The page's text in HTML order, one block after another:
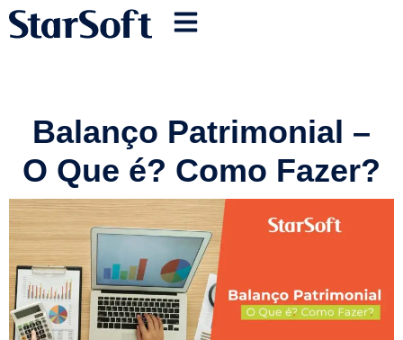
Balanço Patrimonial –
O Que é? Como Fazer?